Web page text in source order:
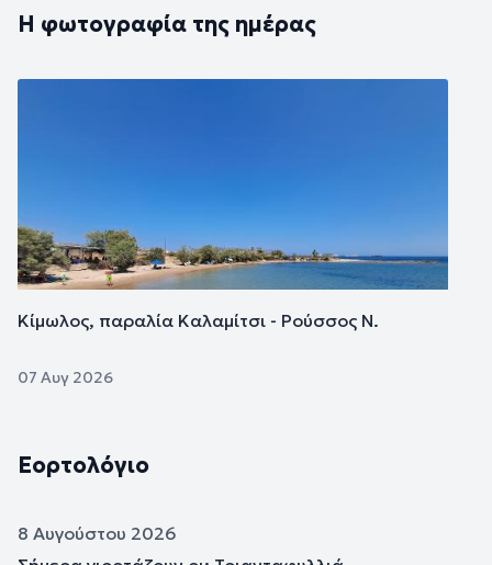
Η φωτογραφία της ημέρας
Κίμωλος, παραλία Καλαμίτσι - Ρούσσος Ν.
07 Αυγ 2026
Εορτολόγιο
8 Αυγούστου 2026